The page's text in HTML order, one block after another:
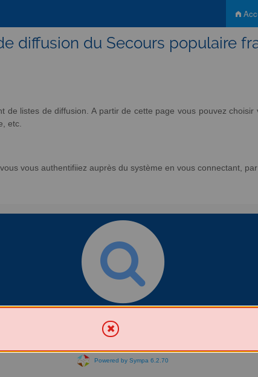
diffusion du Secours populaire
de listes de diffusion. A partir de cette page vous pouvez
etc.
vous authentifiiez auprès du système en vous connectant,
Powered by Sympa 6.2.70